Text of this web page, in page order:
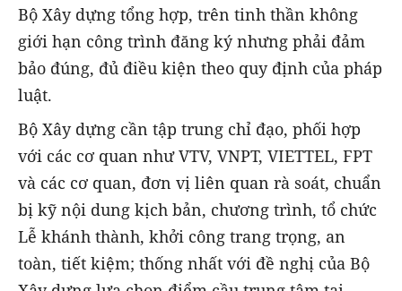
Bộ Xây dựng tổng hợp, trên tinh thần không
giới hạn công trình đăng ký nhưng phải đảm
bảo đúng, đủ điều kiện theo quy định của pháp
luật.
Bộ Xây dựng cần tập trung chỉ đạo, phối hợp
với các cơ quan như VTV, VNPT, VIETTEL, FPT
và các cơ quan, đơn vị liên quan rà soát, chuẩn
bị kỹ nội dung kịch bản, chương trình, tổ chức
Lễ khánh thành, khởi công trang trọng, an
toàn, tiết kiệm; thống nhất với đề nghị của Bộ